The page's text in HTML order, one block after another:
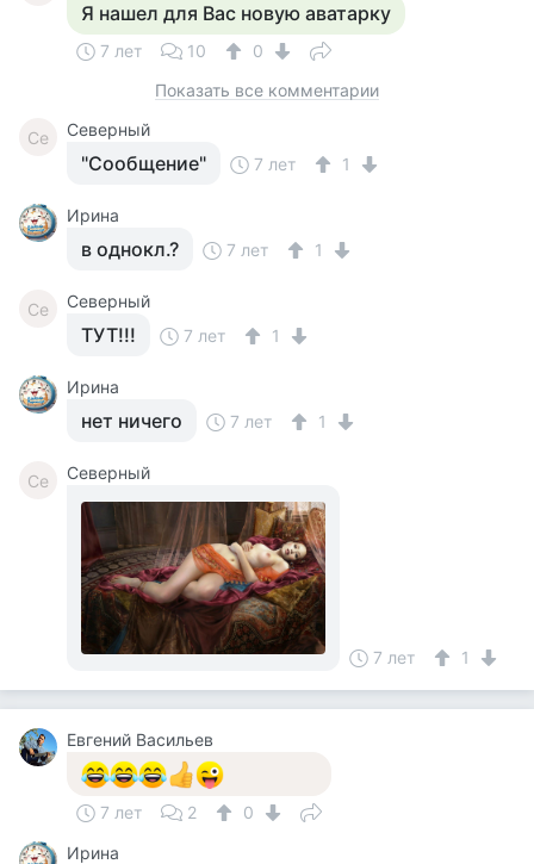
Я нашел для Вас новую аватарку
7 лет 10
0
Показать все комментарии
Се Северный
"Сообщение" 7 лет 1
Ирина
в однокл.? 7 лет 1
Се Северный
ТУТ!!! 7 лет 1
Ирина
нет ничего 7 лет 1
Се Северный
7 лет 1
Евгений Васильев
7 лет 2
0
Ирина